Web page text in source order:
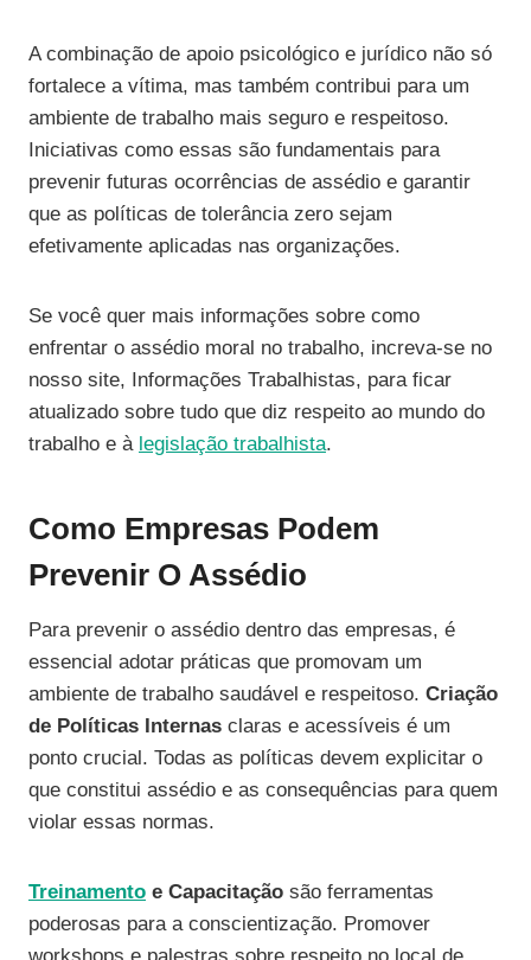
A combinação de apoio psicológico e jurídico não só
fortalece a vítima, mas também contribui para um
ambiente de trabalho mais seguro e respeitoso.
Iniciativas como essas são fundamentais para
prevenir futuras ocorrências de assédio e garantir
que as políticas de tolerância zero sejam
efetivamente aplicadas nas organizações.
Se você quer mais informações sobre como
enfrentar o assédio moral no trabalho, increva-se no
nosso site, Informações Trabalhistas, para ficar
atualizado sobre tudo que diz respeito ao mundo do
trabalho e à legislação trabalhista.
Como Empresas Podem
Prevenir O Assédio
Para prevenir o assédio dentro das empresas, é
essencial adotar práticas que promovam um
ambiente de trabalho saudável e respeitoso. Criação
de Políticas Internas claras e acessíveis é um
ponto crucial. Todas as políticas devem explicitar o
que constitui assédio e as consequências para quem
violar essas normas.
Treinamento e Capacitação são ferramentas
poderosas para a conscientização. Promover